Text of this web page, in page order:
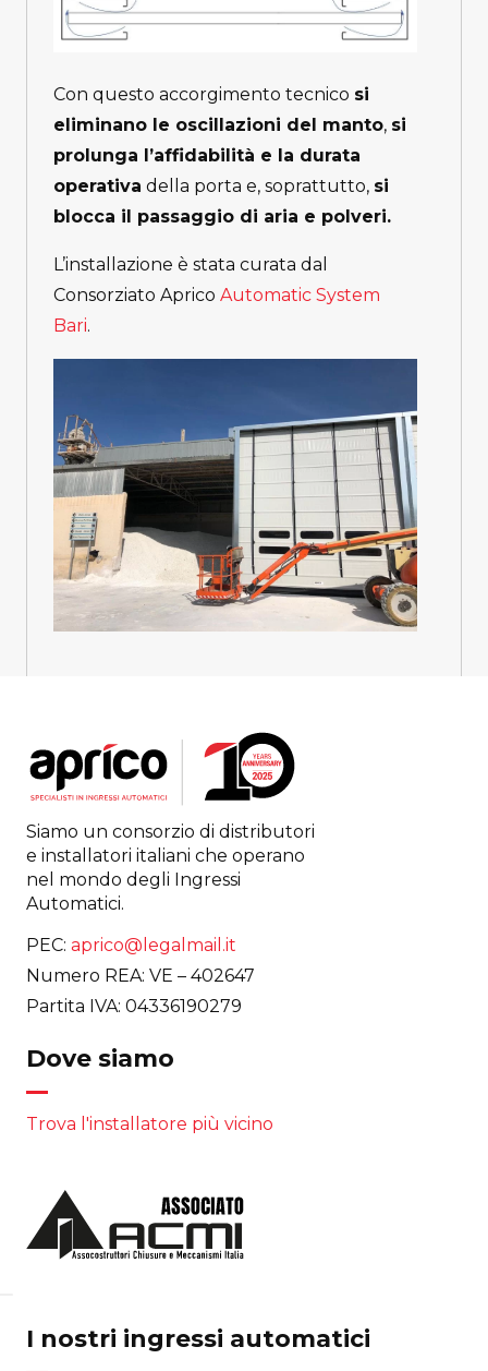
Con questo accorgimento tecnico si
eliminano le oscillazioni del manto, si
prolunga l’affidabilità e la durata
operativa della porta e, soprattutto, si
blocca il passaggio di aria e polveri.
L’installazione è stata curata dal
Consorziato Aprico Automatic System
Bari.
Siamo un consorzio di distributori
e installatori italiani che operano
nel mondo degli Ingressi
Automatici.
PEC: aprico@legalmail.it
Numero REA: VE – 402647
Partita IVA: 04336190279
Dove siamo
Trova l'installatore più vicino
I nostri ingressi automatici